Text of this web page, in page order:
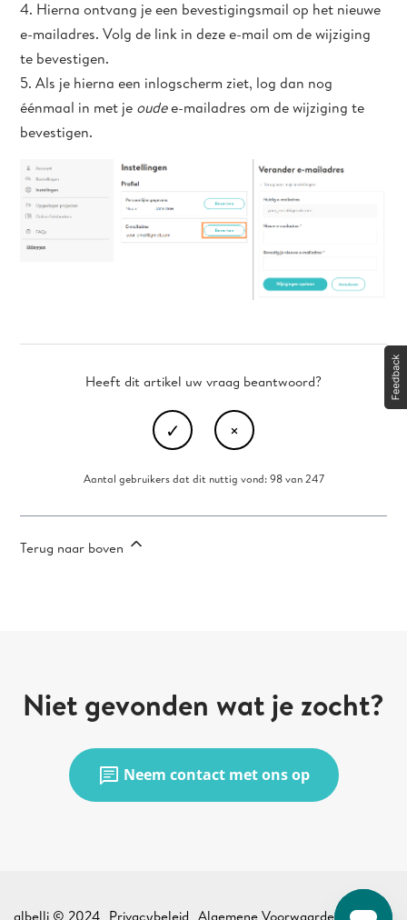
4. Hierna ontvang je een bevestigingsmail op het nieuwe
e-mailadres. Volg de link in deze e-mail om de wijziging
te bevestigen.
5. Als je hierna een inlogscherm ziet, log dan nog
éénmaal in met je oudee-mailadres om de wijziging te
bevestigen.
Heeft dit artikel uw vraag beantwoord?
Aantal gebruikers dat dit nuttig vond: 98 van 247
Terug naar boven
Niet gevonden wat je zocht?
chat Neem contact met ons op
albelli © 2024 Privacybeleid Algemene Voorwaarden